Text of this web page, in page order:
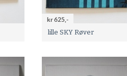
kr 625,-
lille SKY Røver